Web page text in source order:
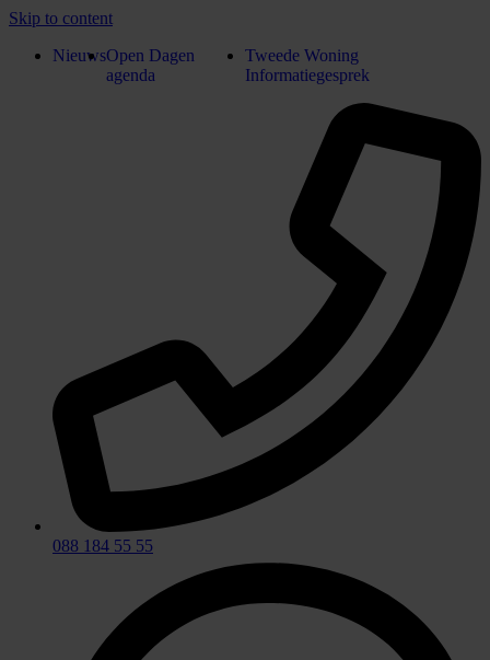
Skip to content
NieuwsOpen Dagen
agenda
Tweede Woning
Informatiegesprek
088 184 55 55